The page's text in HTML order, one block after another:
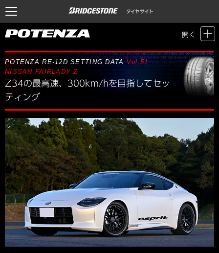
開く
Motor Sports / Time Attack > POTENZA SETTING DATA
> Vol.51 NISSAN
POTENZA RE-12D SETTING DATAVol.51
NISSAN FAIRLADY Z
Z34の最高速、300km/hを目指してセッ
ティング